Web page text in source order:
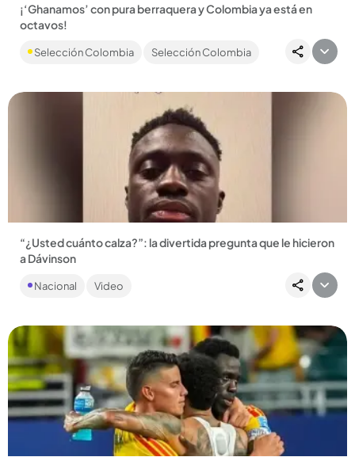
¡‘Ghanamos’ con pura berraquera y Colombia ya está en
octavos!
venció 1-0 a Ghana en un Kansas teñido de amarillo y espantó
Selección Colombia Selección Colombia
Compartir Noticia
“¿Usted cuánto calza?”: la divertida pregunta que le hicieron
a Dávinson
desaprovechó la oportunidad y le preguntó por el gol
Nacional Video
Compartir Noticia